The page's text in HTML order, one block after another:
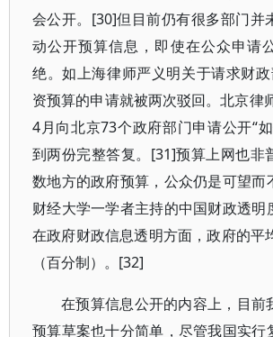
会公开。[30]但目前仍有很多部门并
动公开预算信息，即使在公众申请
绝。如上海律师严义明关于请求财
资预算的申请就被两次驳回。北京律
4月向北京73个政府部门申请公开“
到两份完整答复。[31]预算上网也非
数地方的政府预算，公众仍是可望而
财经大学一学者主持的中国财政透明
在政府财政信息透明方面，政府的平
（百分制）。[32]
在预算信息公开的内容上，目前
预算草案也十分简单，尽管我国实行